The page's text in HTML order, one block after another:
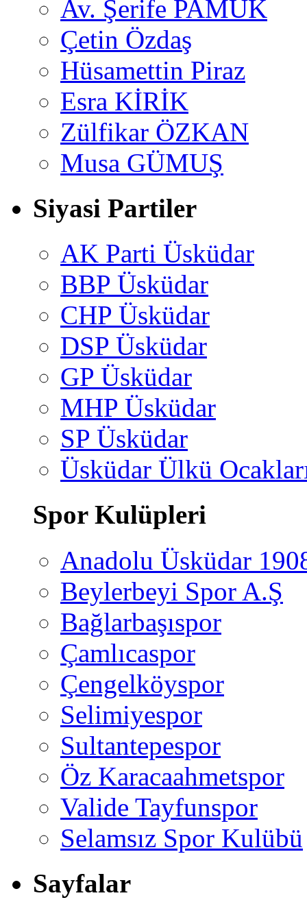
Av. Şerife PAMUK
Çetin Özdaş
Hüsamettin Piraz
Esra KİRİK
Zülfikar ÖZKAN
Musa GÜMUŞ
Siyasi Partiler
AK Parti Üsküdar
BBP Üsküdar
CHP Üsküdar
DSP Üsküdar
GP Üsküdar
MHP Üsküdar
SP Üsküdar
Üsküdar Ülkü
Spor Kulüpleri
Anadolu Üsküdar
Beylerbeyi Spor A.Ş
Bağlarbaşıspor
Çamlıcaspor
Çengelköyspor
Selimiyespor
Sultantepespor
Öz Karacaahmetspor
Valide Tayfunspor
Selamsız Spor Kulübü
Sayfalar